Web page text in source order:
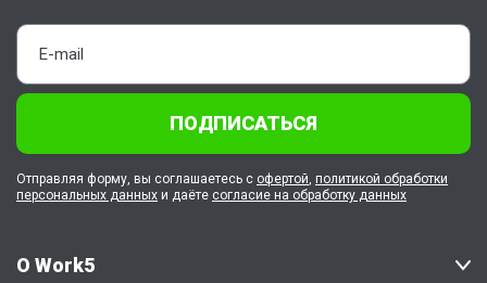
О Work5
ПОДПИСАТЬСЯ
Отправляя форму, вы соглашаетесь с офертой, политикой обработки
персональных данных и даёте согласие на обработку данных